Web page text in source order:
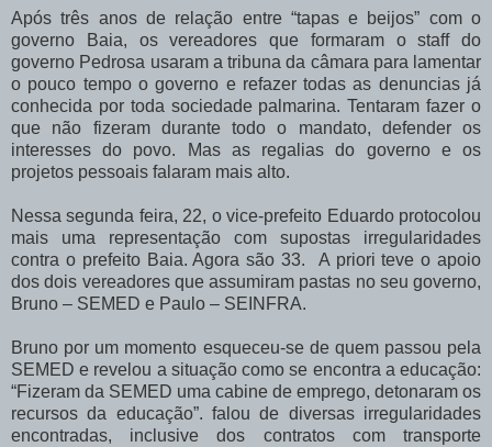
Após três anos de relação entre “tapas e beijos” com o
governo Baia, os vereadores que formaram o staff do
governo Pedrosa usaram a tribuna da câmara para lamentar
o pouco tempo o governo e refazer todas as denuncias já
conhecida por toda sociedade palmarina. Tentaram fazer o
que não fizeram durante todo o mandato, defender os
interesses do povo. Mas as regalias do governo e os
projetos pessoais falaram mais alto.
Nessa segunda feira, 22, o vice-prefeito Eduardo protocolou
mais uma representação com supostas irregularidades
contra o prefeito Baia. Agora são 33. A priori teve o apoio
dos dois vereadores que assumiram pastas no seu governo,
Bruno – SEMED e Paulo – SEINFRA.
Bruno por um momento esqueceu-se de quem passou pela
SEMED e revelou a situação como se encontra a educação:
“Fizeram da SEMED uma cabine de emprego, detonaram os
recursos da educação”. falou de diversas irregularidades
encontradas, inclusive dos contratos com transporte